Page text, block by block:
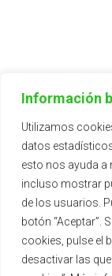
Información
Utilizamos
datos
esto nos ayuda a
incluso mostrar
de los usuarios.
botón “Aceptar”.
cookies, pulse el
desactivar las
Aromátricas/
Cítricos/Citrus